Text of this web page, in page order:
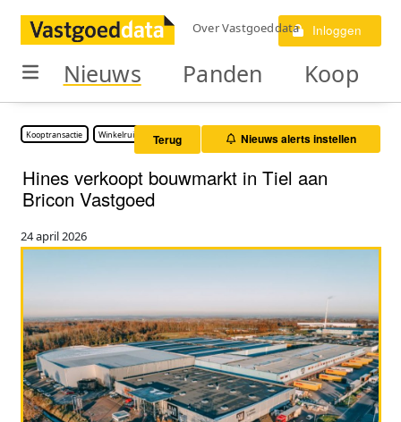
Over Vastgoeddata Inloggen
Nieuws Panden Koop
Kooptransactie Winkelruimte Terug Nieuws alerts instellen
Hines verkoopt bouwmarkt in Tiel aan
Bricon Vastgoed
24 april 2026